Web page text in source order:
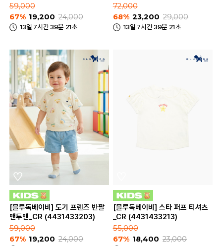
59,000
67% 19,200 24,000
13일 7시간 39분 21초
72,000
68% 23,200 29,000
13일 7시간 39분 21초
[블루독베이비] 도기 프렌즈 반팔
맨투맨_CR (4431433203)
59,000
67% 19,200 24,000
[블루독베이비] 스타 퍼프 티셔츠
_CR (4431433213)
55,000
67% 18,400 23,000